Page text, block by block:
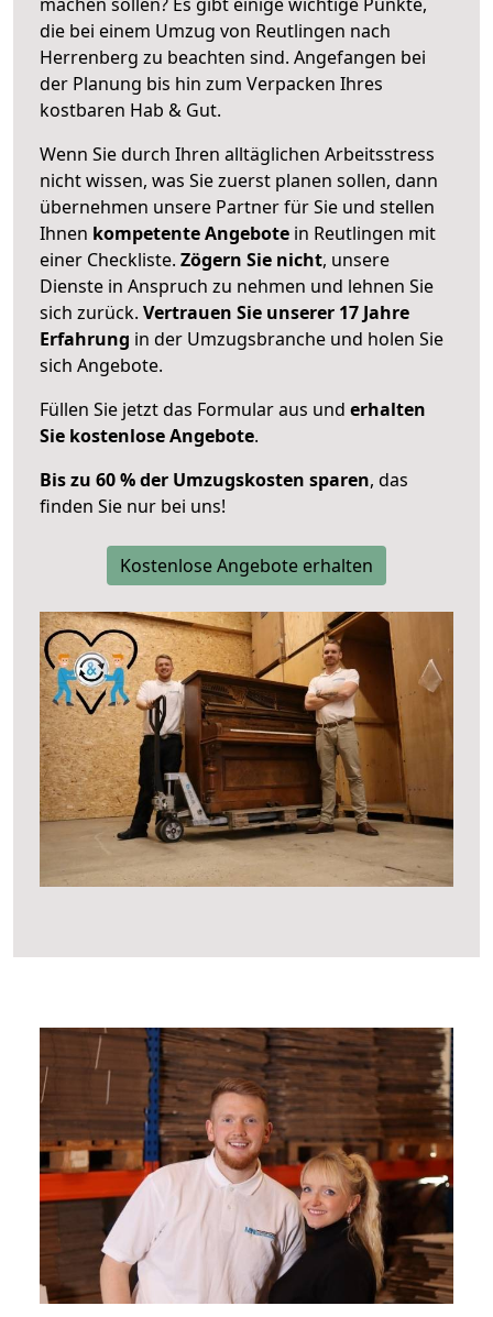
die bei einem Umzug von Reutlingen nach
Herrenberg zu beachten sind. Angefangen bei
der Planung bis hin zum Verpacken Ihres
kostbaren Hab & Gut.
Wenn Sie durch Ihren alltäglichen Arbeitsstress
nicht wissen, was Sie zuerst planen sollen, dann
übernehmen unsere Partner für Sie und stellen
Ihnen kompetente Angebote in Reutlingen mit
einer Checkliste. Zögern Sie nicht, unsere
Dienste in Anspruch zu nehmen und lehnen Sie
sich zurück. Vertrauen Sie unserer 17 Jahre
Erfahrung in der Umzugsbranche und holen Sie
sich Angebote.
Füllen Sie jetzt das Formular aus und erhalten
Sie kostenlose Angebote.
Bis zu 60 % der Umzugskosten sparen, das
finden Sie nur bei uns!
Kostenlose Angebote erhalten